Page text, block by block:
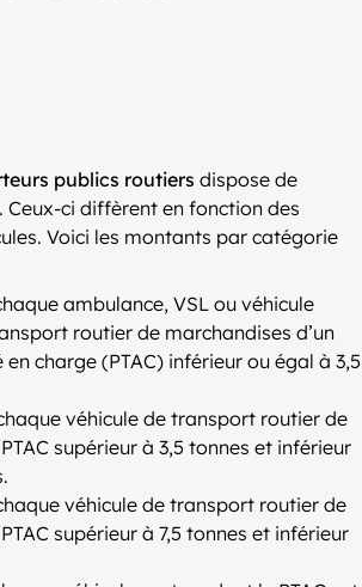
publics routiers dispose de
Ceux-ci diffèrent en fonction des
Voici les montants par catégorie
ambulance, VSL ou véhicule
routier de marchandises d’un
charge (PTAC) inférieur ou égal à 3,5
véhicule de transport routier de
supérieur à 3,5 tonnes et inférieur
véhicule de transport routier de
supérieur à 7,5 tonnes et inférieur